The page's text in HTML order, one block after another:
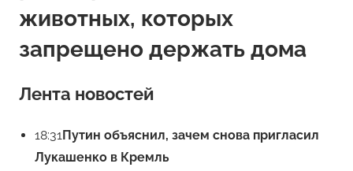
животных, которых
запрещено держать дома
Лента новостей
18:31Путин объяснил, зачем снова пригласил
Лукашенко в Кремль